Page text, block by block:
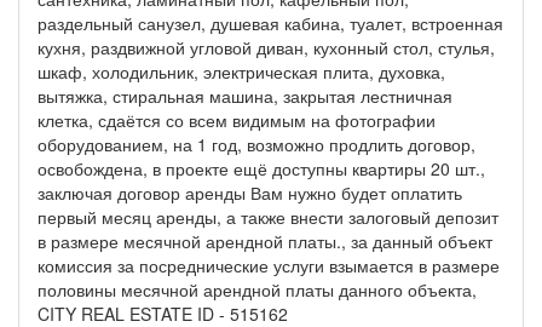
раздельный санузел, душевая кабина, туалет, встроенная
кухня, раздвижной угловой диван, кухонный стол, стулья,
шкаф, холодильник, электрическая плита, духовка,
вытяжка, стиральная машина, закрытая лестничная
клетка, сдаётся со всем видимым на фотографии
оборудованием, на 1 год, возможно продлить договор,
освобождена, в проекте ещё доступны квартиры 20 шт.,
заключая договор аренды Вам нужно будет оплатить
первый месяц аренды, а также внести залоговый депозит
в размере месячной арендной платы., за данный объект
комиссия за посреднические услуги взымается в размере
половины месячной арендной платы данного объекта,
CITY REAL ESTATE ID - 515162